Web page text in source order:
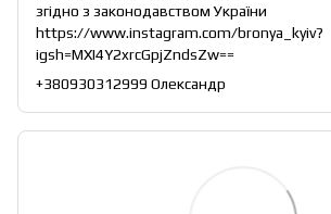
згідно з законодавством України
https://www.instagram.com/bronya_kyiv?
igsh=MXI4Y2xrcGpjZndsZw==
+380930312999 Олександр